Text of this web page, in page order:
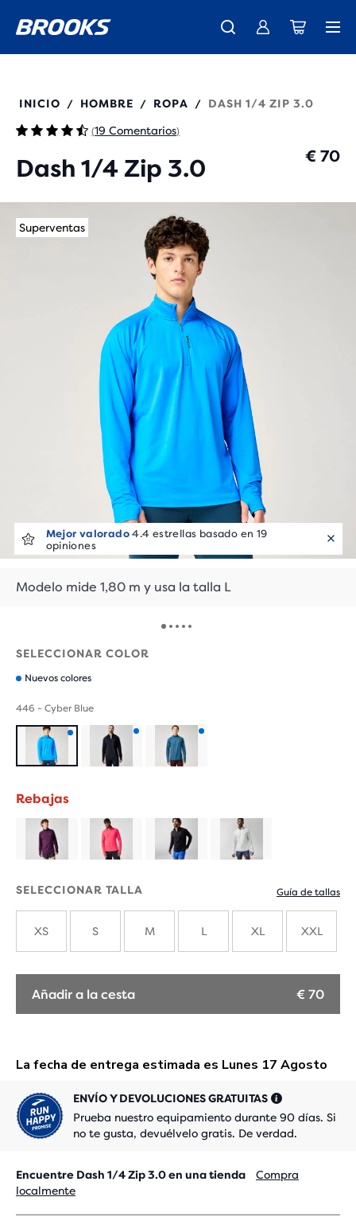
Ya están aquí las nuevas Ghost Amp - Comprar Mujer Hombre
Presentamos la nueva colección Cascadia - Comprar ahora
Envío gratuito en todos los pedidos superiores a € 100
211565INICIO / HOMBRE / ROPA / DASH 1/4 ZIP 3.0
(19 Comentarios)
Dash 1/4 Zip 3.0 € 70
Mejor valorado4.4 estrellas basado en 19
opiniones
Superventas
Modelo mide 1,80 m y usa la talla L
SELECCIONAR COLOR
Nuevos colores
446 - Cyber Blue
Producto
nuevos
colores
Producto
nuevos
colores
Producto
nuevos
colores
Rebajas
SELECCIONAR TALLA Guía de tallas
XS S M L XL XXL
Añadir a la cesta € 70
ENVÍO Y DEVOLUCIONES GRATUITAS
Prueba nuestro equipamiento durante 90 días. Si
no te gusta, devuélvelo gratis. De verdad.
Encuentre Dash 1/4 Zip 3.0 en una tienda
Compra
localmente